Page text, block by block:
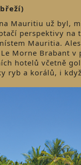
Mauritiu už byl,
perspektivy
Mauritia.
Morne Brabant v
hotelů včetně
ryb a korálů, i